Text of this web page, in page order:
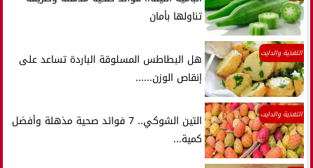
تناولها بأمان
التغذية والدايت
هل البطاطس المسلوقة الباردة تساعد على
إنقاص الوزن......
التغذية والدايت
التين الشوكي.. 7 فوائد صحية مذهلة وأفضل
كمية...